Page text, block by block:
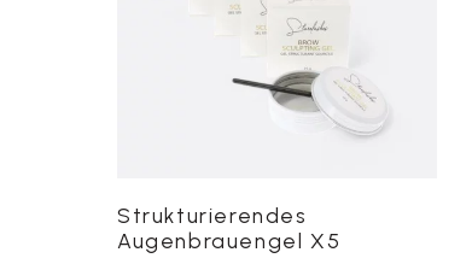
Strukturierendes
Augenbrauengel X5